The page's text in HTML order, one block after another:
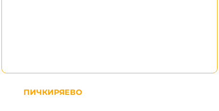
ПИЧКИРЯЕВО